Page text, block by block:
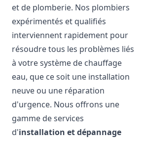
et de plomberie. Nos plombiers
expérimentés et qualifiés
interviennent rapidement pour
résoudre tous les problèmes liés
à votre système de chauffage
eau, que ce soit une installation
neuve ou une réparation
d'urgence. Nous offrons une
gamme de services
d'installation et dépannage